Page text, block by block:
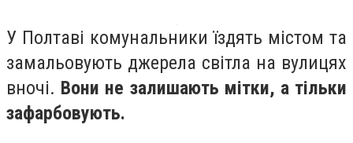
У Полтаві комунальники їздять містом та
замальовують джерела світла на вулицях
вночі. Вони не залишають мітки, а тільки
зафарбовують.